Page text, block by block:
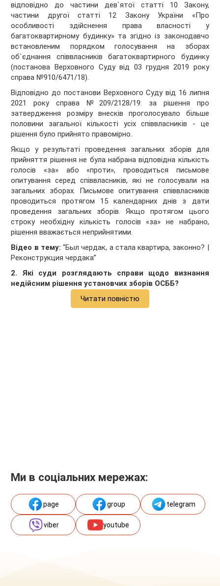
відповідно до частини дев`ятої статті 10 Закону,
частини другої статті 12 Закону України «Про
особливості здійснення права власності у
багатоквартирному будинку» та згідно із законодавчо
встановленим порядком голосування на зборах
об`єднання співвласників багатоквартирного будинку
(постанова Верховного Суду від 03 грудня 2019 року
справа №910/6471/18).
Відповідно до постанови Верховного Суду від 16 липня
2021 року справа №209/2128/19: за рішення про
затвердження розміру внесків проголосувало більше
половини загальної кількості усіх співвласників - це
рішення було прийнято правомірно.
Якщо у результаті проведення загальних зборів для
прийняття рішення не була набрана відповідна кількість
голосів «за» або «проти», проводиться письмове
опитування серед співвласників, які не голосували на
загальних зборах. Письмове опитування співвласників
проводиться протягом 15 календарних днів з дати
проведення загальних зборів. Якщо протягом цього
строку необхідну кількість голосів «за» не набрано,
рішення вважається неприйнятими.
Відео в тему: “Был чердак, а стала квартира, законно? |
Реконструкция чердака”
2. Які суди розглядають справи щодо визнання
недійсним рішення установчих зборів ОСББ?
Читати повністю
Ми в соціальних мережах:
page group telegram
viber youtube